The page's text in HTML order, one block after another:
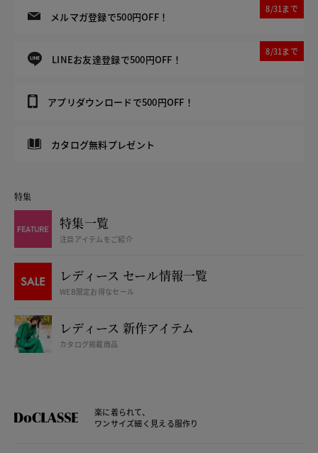
メルマガ登録で500円OFF！
8/31まで
LINEお友達登録で500円OFF！
8/31まで
アプリダウンロードで500円OFF！
カタログ無料プレゼント
特集
特集一覧
注目アイテムをご紹介
レディース セール情報一覧
WEB限定お得なセール
レディース 新作アイテム
カタログ掲載商品
楽に着られて、
ワンサイズ細く見える服作り